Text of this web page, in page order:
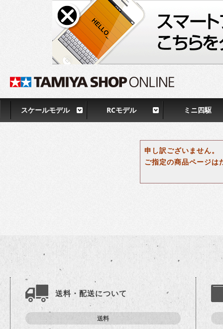
スケールモデル RCモデル ミニ四駆
申し訳ございません。
ご指定の商品ページは
送料・配送について
送料